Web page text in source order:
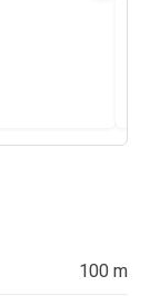
100 m